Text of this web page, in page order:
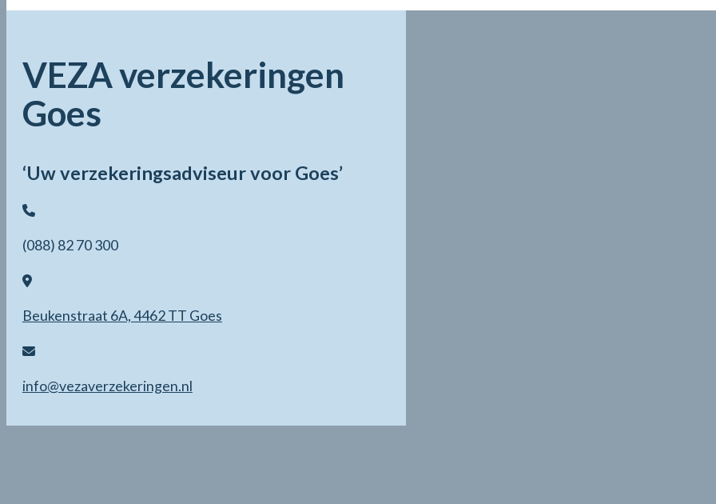
VEZA verzekeringen
Goes
‘Uw verzekeringsadviseur voor Goes’
(088) 82 70 300
Beukenstraat 6A, 4462 TT Goes
info@vezaverzekeringen.nl